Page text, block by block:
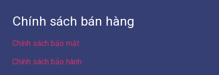
Chính sách bán hàng
Chính sách bảo mật
Chính sách bảo hành